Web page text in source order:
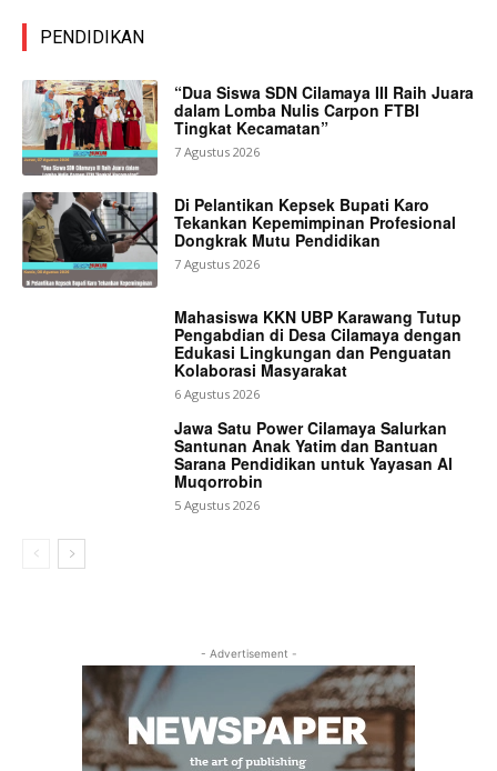
PENDIDIKAN
“Dua Siswa SDN Cilamaya III Raih Juara
dalam Lomba Nulis Carpon FTBI
Tingkat Kecamatan”
7 Agustus 2026
Di Pelantikan Kepsek Bupati Karo
Tekankan Kepemimpinan Profesional
Dongkrak Mutu Pendidikan
7 Agustus 2026
Mahasiswa KKN UBP Karawang Tutup
Pengabdian di Desa Cilamaya dengan
Edukasi Lingkungan dan Penguatan
Kolaborasi Masyarakat
6 Agustus 2026
Jawa Satu Power Cilamaya Salurkan
Santunan Anak Yatim dan Bantuan
Sarana Pendidikan untuk Yayasan Al
Muqorrobin
5 Agustus 2026
- Advertisement -